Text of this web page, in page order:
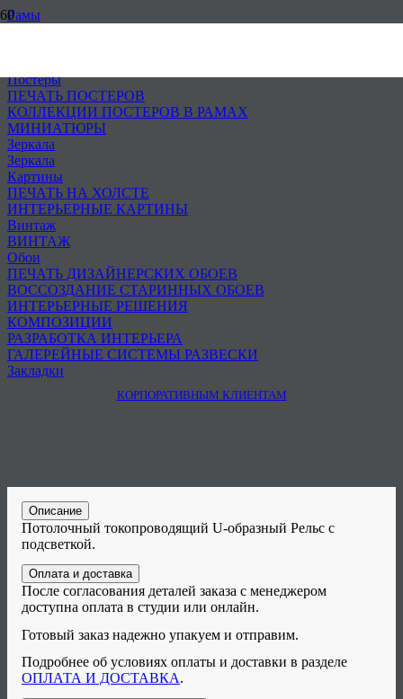
Рамы
Постеры
ПЕЧАТЬ ПОСТЕРОВ
КОЛЛЕКЦИИ ПОСТЕРОВ В РАМАХ
МИНИАТЮРЫ
Зеркала
Зеркала
Картины
ПЕЧАТЬ НА ХОЛСТЕ
ИНТЕРЬЕРНЫЕ КАРТИНЫ
Винтаж
ВИНТАЖ
Обои
ПЕЧАТЬ ДИЗАЙНЕРСКИХ ОБОЕВ
ВОССОЗДАНИЕ СТАРИННЫХ ОБОЕВ
ИНТЕРЬЕРНЫЕ РЕШЕНИЯ
КОМПОЗИЦИИ
РАЗРАБОТКА ИНТЕРЬЕРА
ГАЛЕРЕЙНЫЕ СИСТЕМЫ РАЗВЕСКИ
Закладки
КОРПОРАТИВНЫМ КЛИЕНТАМ
Описание
Потолочный токопроводящий U-образный Рельс с
подсветкой.
Оплата и доставка
После согласования деталей заказа с менеджером
доступна оплата в студии или онлайн.
Готовый заказ надежно упакуем и отправим.
Подробнее об условиях оплаты и доставки в разделе
ОПЛАТА И ДОСТАВКА.